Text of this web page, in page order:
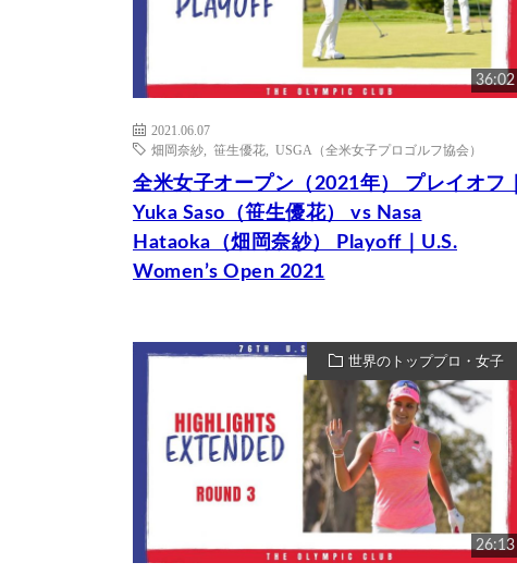
36:02
2021.06.07
畑岡奈紗
笹生優花 USGA（全米女子プロゴルフ協会）
全米女子オープン（2021年） プレイオフ｜
Yuka Saso（笹生優花） vs Nasa
Hataoka（畑岡奈紗） Playoff｜U.S.
Women’s Open 2021
世界のトッププロ・女子
26:13